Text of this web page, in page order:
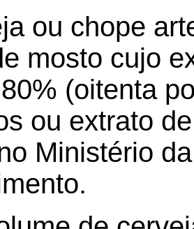
ou chope
mosto cujo
(oitenta
ou extrato
Ministério